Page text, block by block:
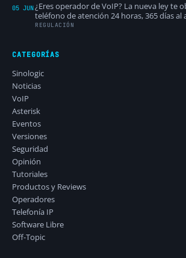
05 JUN¿Eres operador de VoIP? La nueva ley te
teléfono de atención 24 horas, 365 días al
REGULACIÓN
CATEGORÍAS
Sinologic
Noticias
VoIP
Asterisk
Eventos
Versiones
Seguridad
Opinión
Tutoriales
Productos y Reviews
Operadores
Telefonía IP
Software Libre
Off-Topic